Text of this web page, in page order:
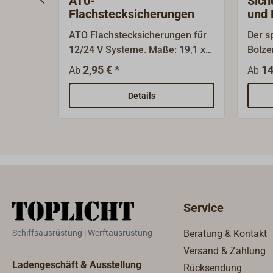
Flachstecksicherungen
ATO Flachstecksicherungen für
12/24 V Systeme. Maße: 19,1 x
5,1 x 18,5 mm, 4 Stück.
Ab 2,95 € *
Details
und
Der
A,
Nm,
Ab
Schiffsausrüstung | Werftausrüstung
Ladengeschäft & Ausstellung
Service
Beratung & Kontakt
Versand & Zahlung
Rücksendung